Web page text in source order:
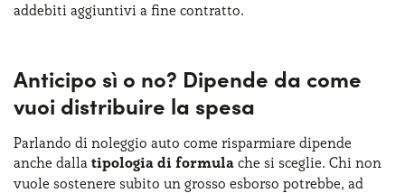
addebiti aggiuntivi ​a fine contratto​.​
Anticipo sì o no? Dipende da come
vuoi distribuire la spesa
Parlando di noleggio auto come risparmiare dipende
anche dalla tipologia di formula che si sceglie. Chi non
vuole sostenere subito un grosso esborso potrebbe, ad